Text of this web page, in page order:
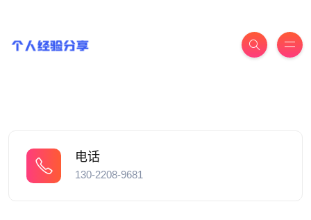
电话
130-2208-9681